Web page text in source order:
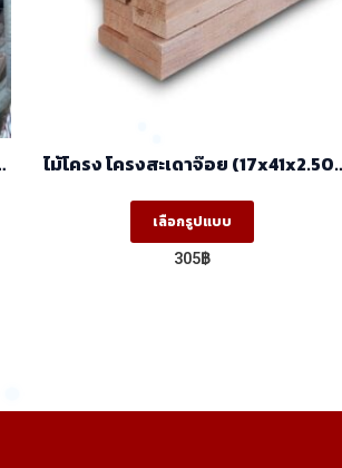
ไม้โครง โครงสะเดาจ๊อย (17x41x2.50)
เลือกรูปแบบ
This
product
305฿